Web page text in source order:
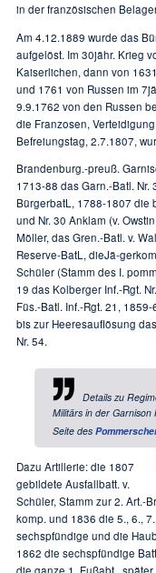
in der französischen
Am 4.12.1889 wurde das
aufgelöst. Im 30jähr. Krieg
Kaiserlichen, dann von
und 1761 von Russen im
9.9.1762 von den Russen
die Franzosen,
Befreiungstag, 2.7.1807,
Brandenburg.-preuß.
1713-88 das Garn.-Batl.
BürgerbatL, 1788-1807 die
und Nr. 30 Anklam (v.
Möller, das Gren.-Batl. v.
Reserve-BatL, dieJä-
Schüler (Stamm des I.
19 das Kolberger Inf.-Rgt.
Füs.-Batl. Inf.-Rgt. 21,
bis zur Heeresauflösung
Nr. 54.
Details zu
Militärs in der
Seite des
Dazu Artillerie: die 1807
gebildete Ausfallbatt. v.
Schüler, Stamm zur 2. Art.-
komp. und 1836 die 5., 6.,
sechspfündige und die
1862 die sechspfündige